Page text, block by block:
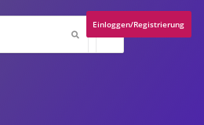
Einloggen/Registrierung